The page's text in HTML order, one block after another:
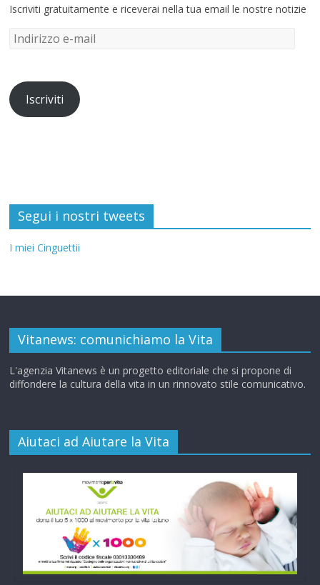
Iscriviti gratuitamente e riceverai nella tua email le nostre notizie
Iscriviti
Segui i nostri tweets
I miei Cinguettii
Vitanews: comunichiamo la Vita
L'agenzia Vitanews è un progetto editoriale che si propone di
diffondere la cultura della vita in un rinnovato stile comunicativo.
Aiutaci ad Aiutare la Vita